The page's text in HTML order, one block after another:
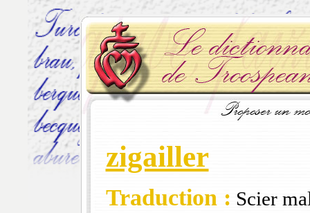
zigailler
Traduction : Scier